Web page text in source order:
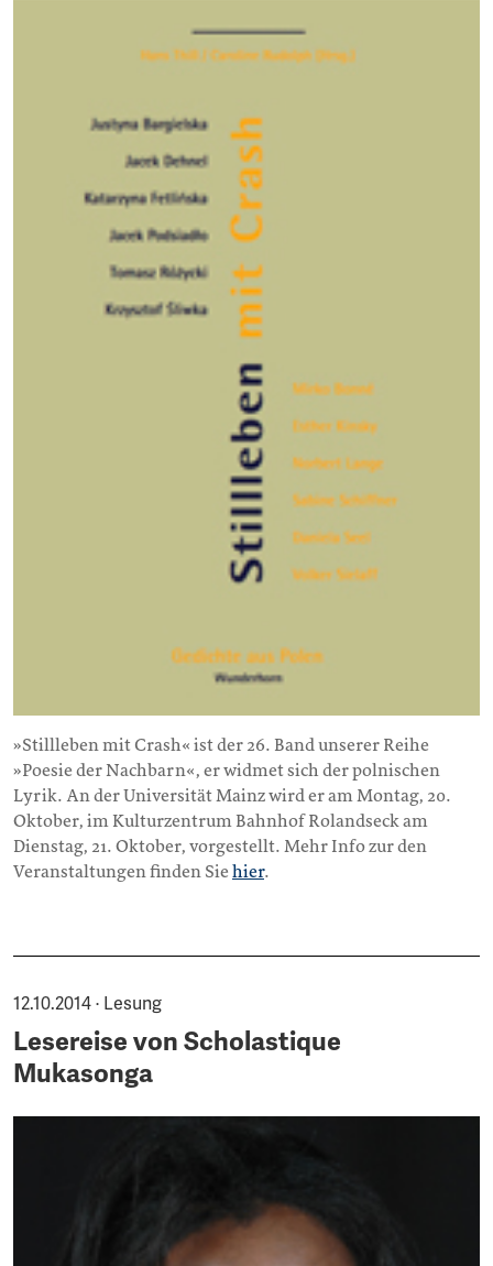
»Stillleben mit Crash« ist der 26. Band unserer Reihe
»Poesie der Nachbarn«, er widmet sich der polnischen
Lyrik. An der Universität Mainz wird er am Montag, 20.
Oktober, im Kulturzentrum Bahnhof Rolandseck am
Dienstag, 21. Oktober, vorgestellt. Mehr Info zur den
Veranstaltungen finden Sie hier.
12.10.2014 · Lesung
Lesereise von Scholastique
Mukasonga